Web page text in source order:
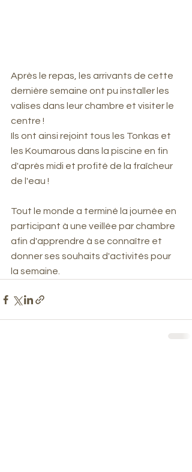
Après le repas, les arrivants de cette
dernière semaine ont pu installer les
valises dans leur chambre et visiter le
centre !
Ils ont ainsi rejoint tous les Tonkas et
les Koumarous dans la piscine en fin
d'après midi et profité de la fraîcheur
de l'eau !
Tout le monde a terminé la journée en
participant à une veillée par chambre
afin d'apprendre à se connaître et
donner ses souhaits d'activités pour
la semaine.